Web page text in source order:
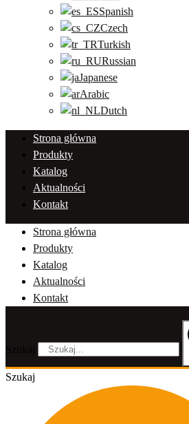
Spanish
Czech
Turkish
Russian
Japanese
Arabic
Dutch
Strona główna
Produkty
Katalog
Aktualności
Kontakt
Strona główna
Produkty
Katalog
Aktualności
Kontakt
Szukaj